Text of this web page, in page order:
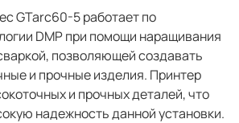
GTarc60-5 работает по
DMP при помощи наращивания
позволяющей создавать
и прочные изделия. Принтер
и прочных деталей, что
надежность данной установки.